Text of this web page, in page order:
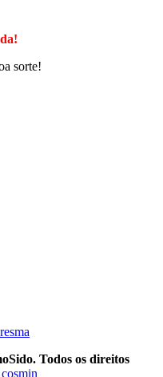
sorte!
Todos os direitos